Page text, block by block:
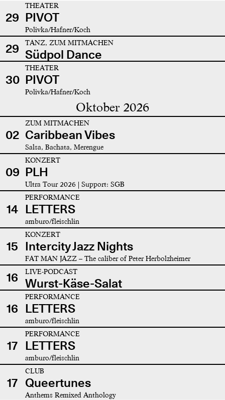
29
THEATER
PIVOT
Polivka/Hafner/Koch
29 TANZ, ZUM MITMACHEN
Südpol Dance
30
THEATER
PIVOT
Polivka/Hafner/Koch
Oktober 2026
02
ZUM MITMACHEN
Caribbean Vibes
Salsa, Bachata, Merengue
09
KONZERT
PLH
Ultra Tour 2026 | Support: SGB
14
PERFORMANCE
LETTERS
amburo/fleischlin
15
KONZERT
Intercity Jazz Nights
FAT MAN JAZZ – The caliber of Peter Herbolzheimer
16 LIVE-PODCAST
Wurst-Käse-Salat
16
PERFORMANCE
LETTERS
amburo/fleischlin
17
PERFORMANCE
LETTERS
amburo/fleischlin
17
CLUB
Queertunes
Anthems Remixed Anthology